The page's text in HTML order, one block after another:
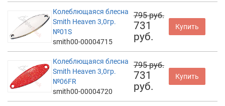
Колеблющаяся блесна
Smith Heaven 3,0гр.
№01S
smith00-00004715
795 руб.
731
руб.
Купить
Колеблющаяся блесна
Smith Heaven 3,0гр.
№06FR
smith00-00004720
795 руб.
731
руб.
Купить